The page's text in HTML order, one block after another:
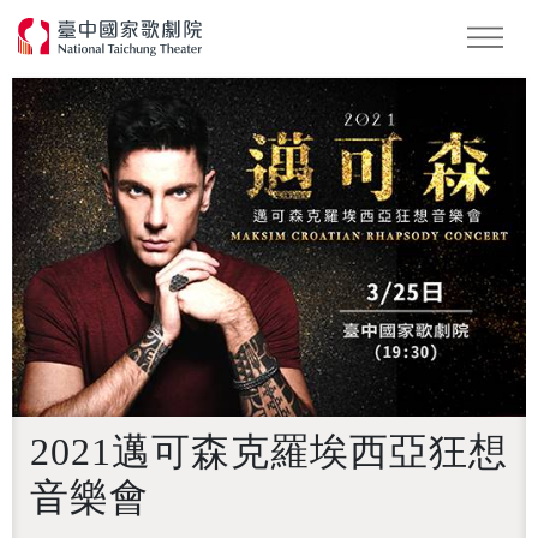
2021邁可森克羅埃西亞狂想
音樂會
怪美妖仙傳
Podcast
2026 NTT遇見巨人